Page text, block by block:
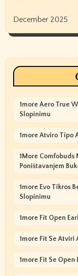
December 2025
1more Aero True
Slopinimu
1more Atviro Tipo
1More Comfobuds
Poništavanjem
1more Evo Tikros
Slopinimu
1more Fit Open
1more Fit Se Atviri
1more Fit Se Open